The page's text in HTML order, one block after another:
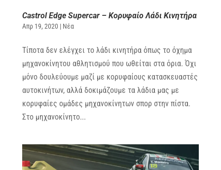
Castrol Edge Supercar – Κορυφαίο Λάδι Κινητήρα
Απρ 19, 2020 | Νέα
Τίποτα δεν ελέγχει το λάδι κινητήρα όπως το όχημα
μηχανοκίνητου αθλητισμού που ωθείται στα όρια. Όχι
μόνο δουλεύουμε μαζί με κορυφαίους κατασκευαστές
αυτοκινήτων, αλλά δοκιμάζουμε τα λάδια μας με
κορυφαίες ομάδες μηχανοκίνητων σπορ στην πίστα.
Στο μηχανοκίνητο...